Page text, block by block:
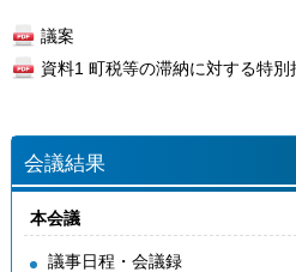
議案
資料1 町税等の滞納に対する特
会議結果
本会議
議事日程・会議録